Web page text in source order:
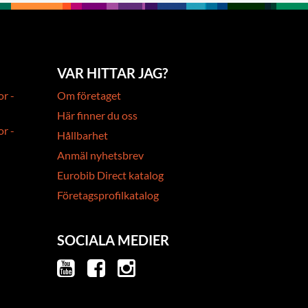
-
-
VAR HITTAR JAG?
Om företaget
Här finner du oss
Hållbarhet
Anmäl nyhetsbrev
Eurobib Direct katalog
Företagsprofilkatalog
SOCIALA MEDIER